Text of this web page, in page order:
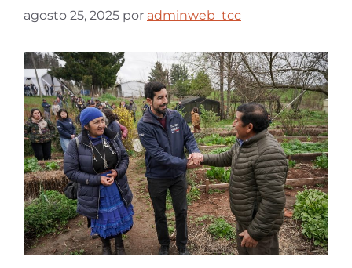
agosto 25, 2025 por adminweb_tcc